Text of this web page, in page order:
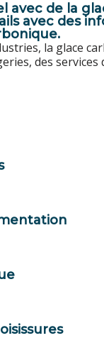
avec de la
avec des
la glace
des